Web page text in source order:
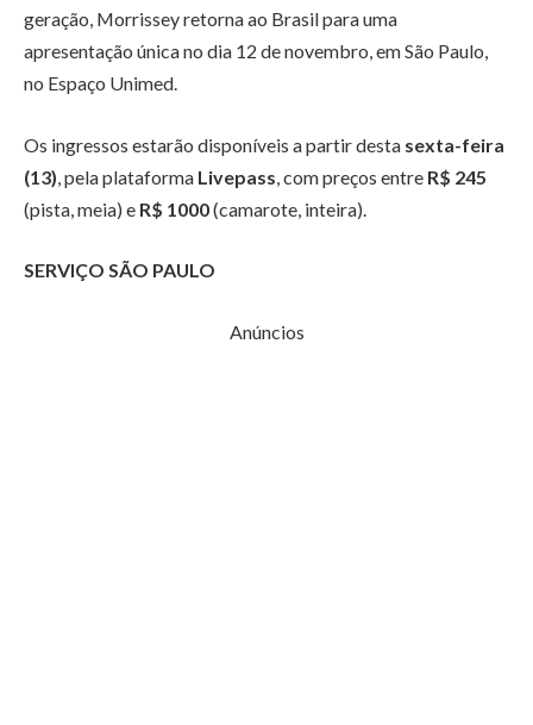
geração, Morrissey retorna ao Brasil para uma
apresentação única no dia 12 de novembro, em São Paulo,
no Espaço Unimed.
Os ingressos estarão disponíveis a partir desta sexta-feira
(13) , pela plataforma Livepass , com preços entre R$ 245
(pista, meia) e R$ 1000(camarote, inteira).
SERVIÇO SÃO PAULO
Anúncios